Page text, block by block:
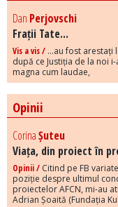
Dan Perjovschi
Frații Tate...
Vis a vis / ...au fost arestați
după ce Justiția de la noi
magna cum laudae,
Opinii
CorinaȘuteu
Viața, din proiect în
Opinii / Citind pe FB
poziție despre ultimul
proiectelor AFCN, mi-au
Adrian Șoaită (Fundația